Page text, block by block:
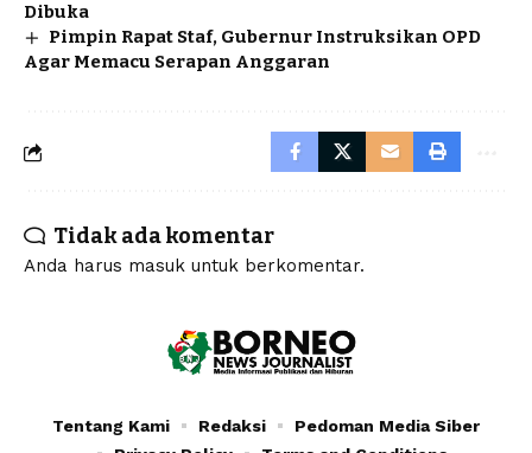
Dibuka
Pimpin Rapat Staf, Gubernur Instruksikan OPD
Agar Memacu Serapan Anggaran
Tidak ada komentar
Anda harus masuk untuk berkomentar.
Tentang Kami Redaksi
Pedoman Media Siber